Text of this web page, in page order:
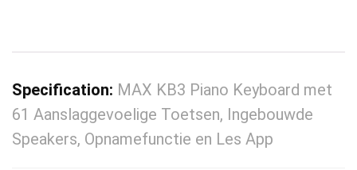
Specification: MAX KB3 Piano Keyboard met
61 Aanslaggevoelige Toetsen, Ingebouwde
Speakers, Opnamefunctie en Les App